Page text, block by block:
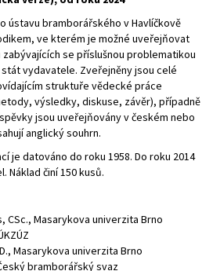
ústavu bramborářského v Havlíčkově
ve kterém je možné uveřejňovat
se příslušnou problematikou
vydavatele. Zveřejněny jsou celé
struktuře vědecké práce
výsledky, diskuse, závěr), případně
jsou uveřejňovány v českém nebo
anglický souhrn.
je datováno do roku 1958. Do roku 2014
Náklad činí 150 kusů.
CSc., Masarykova univerzita Brno
Masarykova univerzita Brno
bramborářský svaz